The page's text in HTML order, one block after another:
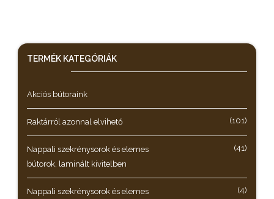
TERMÉK KATEGÓRIÁK
Akciós bútoraink
Raktárról azonnal elvihető (101)
Nappali szekrénysorok és elemes
bútorok, laminált kivitelben
(41)
Nappali szekrénysorok és elemes
(4)